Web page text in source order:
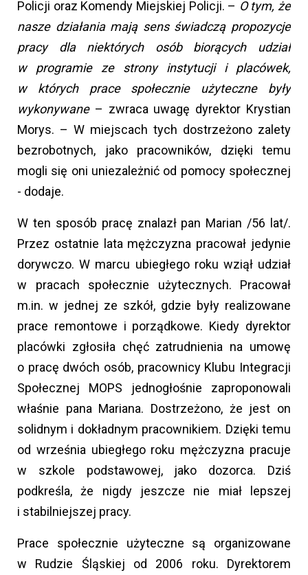
Policji oraz Komendy Miejskiej Policji. – O tym, że
nasze działania mają sens świadczą propozycje
pracy dla niektórych osób biorących udział
w programie ze strony instytucji i placówek,
w których prace społecznie użyteczne były
wykonywane– zwraca uwagę dyrektor Krystian
Morys. – W miejscach tych dostrzeżono zalety
bezrobotnych, jako pracowników, dzięki temu
mogli się oni uniezależnić od pomocy społecznej
- dodaje.
W ten sposób pracę znalazł pan Marian /56 lat/.
Przez ostatnie lata mężczyzna pracował jedynie
dorywczo. W marcu ubiegłego roku wziął udział
w pracach społecznie użytecznych. Pracował
m.in. w jednej ze szkół, gdzie były realizowane
prace remontowe i porządkowe. Kiedy dyrektor
placówki zgłosiła chęć zatrudnienia na umowę
o pracę dwóch osób, pracownicy Klubu Integracji
Społecznej MOPS jednogłośnie zaproponowali
właśnie pana Mariana. Dostrzeżono, że jest on
solidnym i dokładnym pracownikiem. Dzięki temu
od września ubiegłego roku mężczyzna pracuje
w szkole podstawowej, jako dozorca. Dziś
podkreśla, że nigdy jeszcze nie miał lepszej
i stabilniejszej pracy.
Prace społecznie użyteczne są organizowane
w Rudzie Śląskiej od 2006 roku. Dyrektorem